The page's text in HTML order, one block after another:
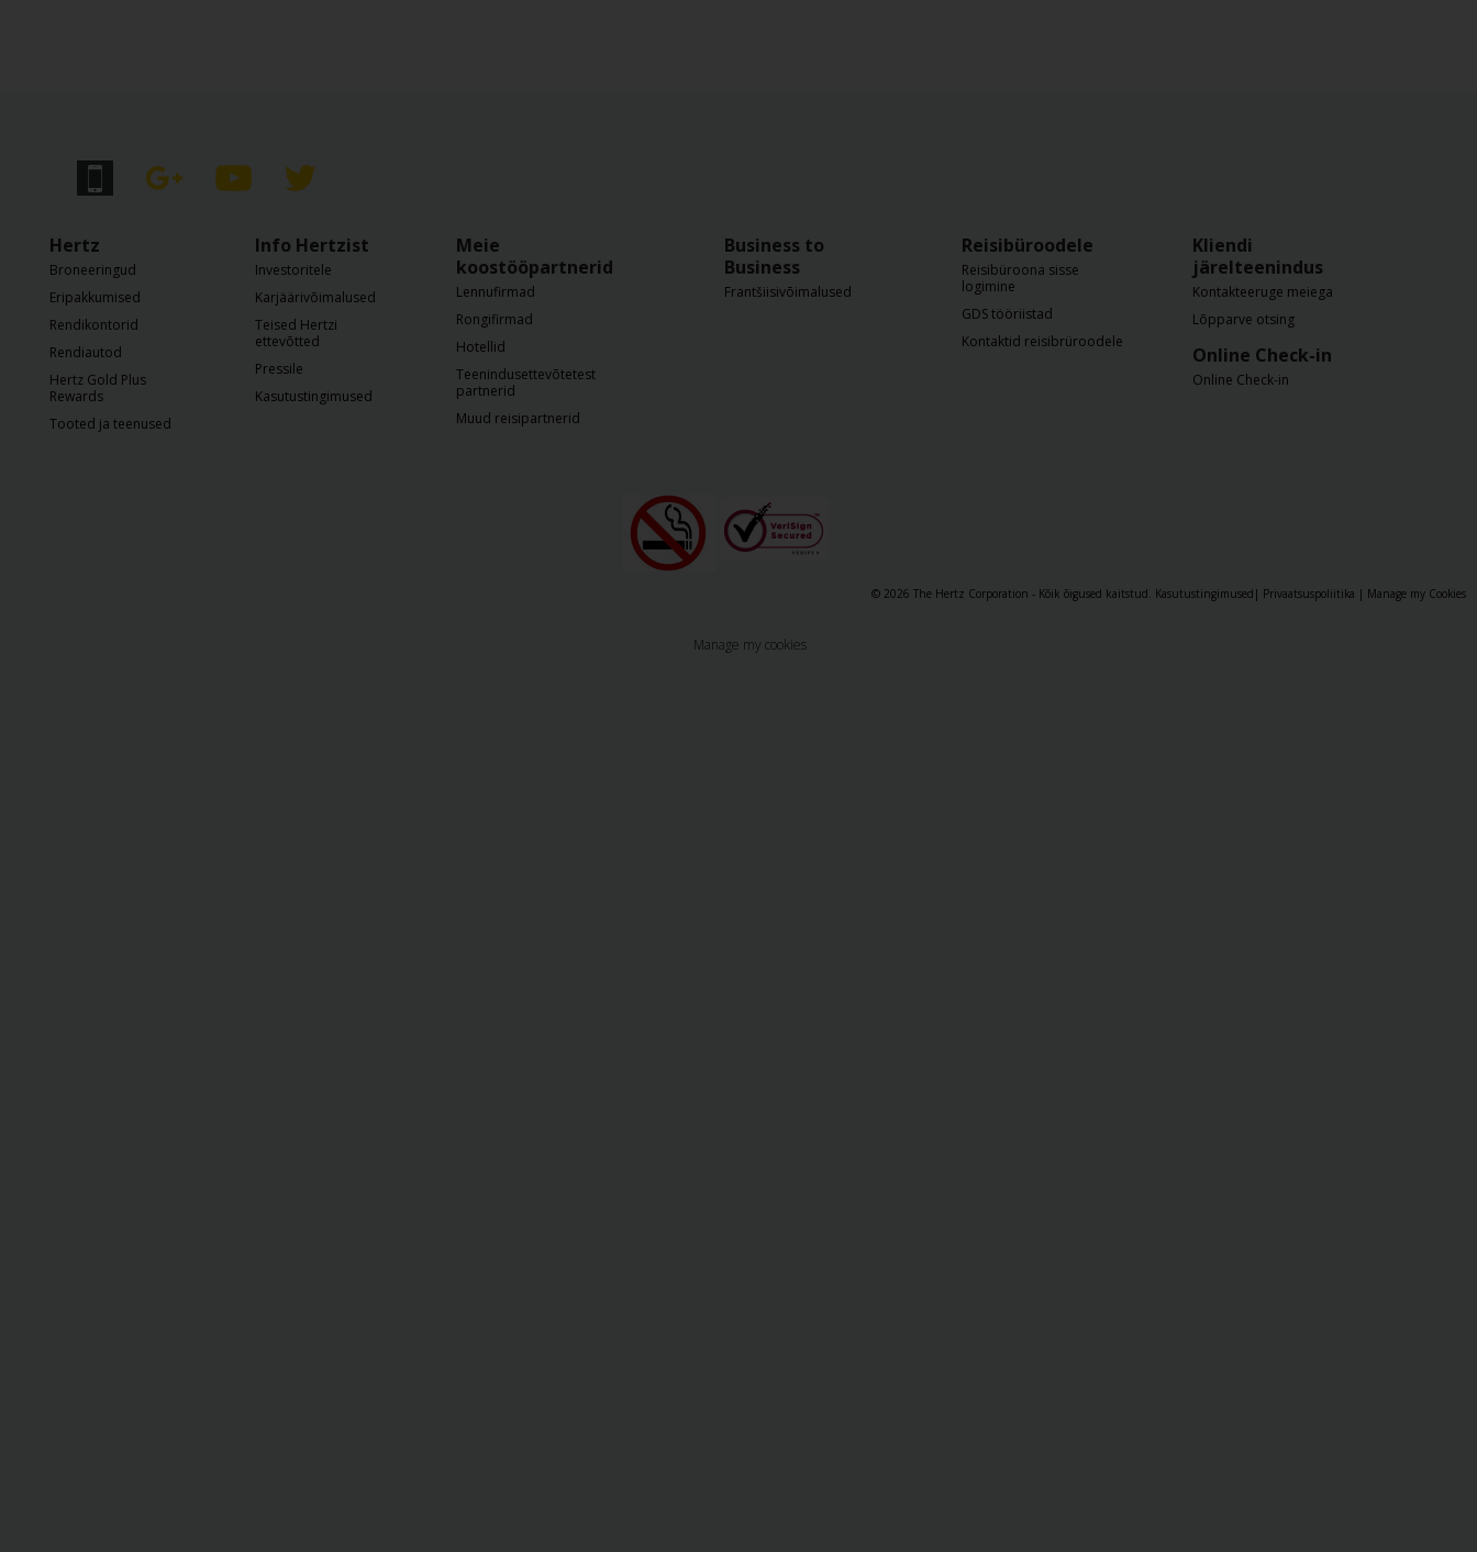
Hertz
Broneeringud
Eripakkumised
Rendikontorid
Rendiautod
Hertz Gold Plus
Rewards
Tooted ja teenused
Info Hertzist
Investoritele
Karjäärivõimalused
Teised Hertzi
ettevõtted
Pressile
Kasutustingimused
Meie
koostööpartnerid
Lennufirmad
Rongifirmad
Hotellid
Teenindusettevõtetest
partnerid
Muud reisipartnerid
Business to
Business
Frantšiisivõimalused
Reisibüroodele
Reisibüroona sisse
logimine
GDS tööriistad
Kontaktid reisibrüroodele
Kliendi
järelteenindus
Kontakteeruge meiega
Lõpparve otsing
Online Check-in
Online Check-in
© 2026 The Hertz Corporation - Kõik õigused kaitstud. Kasutustingimused | Privaatsuspoliitika | Manage my Cookies
Manage my cookies